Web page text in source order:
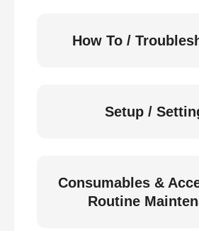
How To /
Setup /
Consumables &
Routine